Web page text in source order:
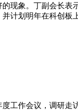
现象。丁副会长
计划明年在科创板
工作会议，调研走